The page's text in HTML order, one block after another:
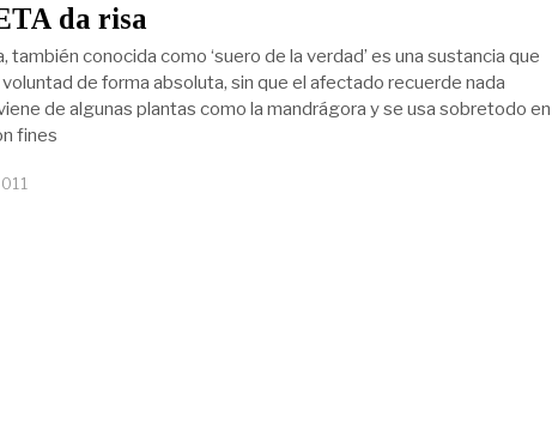
da risa
también conocida como ‘suero de la verdad’ es una sustancia que
de forma absoluta, sin que el afectado recuerde nada
de algunas plantas como la mandrágora y se usa sobretodo en
fines